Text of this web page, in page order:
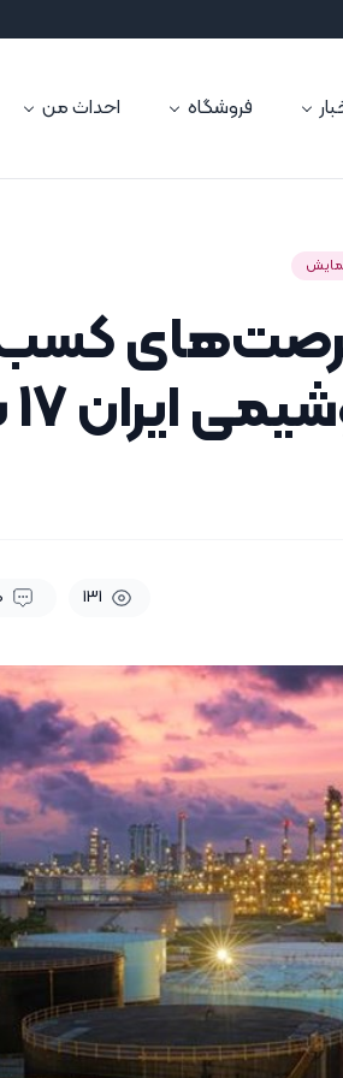
فروشگاه احداث من
131